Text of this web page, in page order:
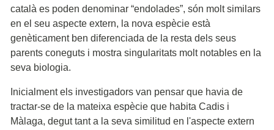
català es poden denominar “endolades”, són molt similars
en el seu aspecte extern, la nova espècie està
genèticament ben diferenciada de la resta dels seus
parents coneguts i mostra singularitats molt notables en la
seva biologia.
Inicialment els investigadors van pensar que havia de
tractar-se de la mateixa espècie que habita Cadis i
Màlaga, degut tant a la seva similitud en l'aspecte extern